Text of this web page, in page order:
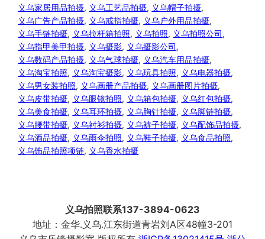
义乌家居用品拍摄, 义乌工艺品拍摄, 义乌帽子拍摄,
义乌广告产品拍摄, 义乌戒指拍摄, 义乌户外用品拍摄,
义乌手链拍摄, 义乌拉杆箱拍照, 义乌拍照, 义乌拍照公司,
义乌指甲美甲拍摄, 义乌摄影, 义乌摄影公司,
义乌数码产品拍摄, 义乌气球拍摄, 义乌汽车用品拍摄,
义乌淘宝拍照, 义乌淘宝摄影, 义乌玩具拍照, 义乌电器拍摄,
义乌男女装拍照, 义乌画册产品拍摄, 义乌画册图片拍摄,
义乌皮带拍摄, 义乌眼镜拍照, 义乌箱包拍摄, 义乌红包拍摄,
义乌美食拍摄, 义乌耳环拍摄, 义乌胸针拍摄, 义乌脚链拍摄,
义乌腰带拍摄, 义乌衬衫拍摄, 义乌裤子拍摄, 义乌配饰品拍摄,
义乌酒品拍摄, 义乌雨伞拍照, 义乌鞋子拍摄, 义乌食品拍照,
义乌饰品拍照项链, 义乌香水拍摄
义乌拍照联系137-3894-0623
地址：金华.义乌.江东街道青岩刘A区48幢3-201